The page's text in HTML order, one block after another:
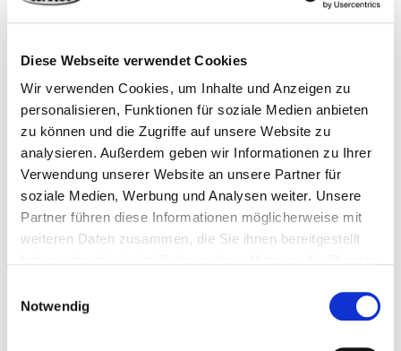
Diese Webseite verwendet Cookies
Wir verwenden Cookies, um Inhalte und Anzeigen zu
personalisieren, Funktionen für soziale Medien anbieten
zu können und die Zugriffe auf unsere Website zu
analysieren. Außerdem geben wir Informationen zu Ihrer
Verwendung unserer Website an unsere Partner für
soziale Medien, Werbung und Analysen weiter. Unsere
Partner führen diese Informationen möglicherweise mit
weiteren Daten zusammen, die Sie ihnen bereitgestellt
Notwendig
954217 5.000 x 100 mm Schwarz Polymer
24 Stück 4251314734563
954214